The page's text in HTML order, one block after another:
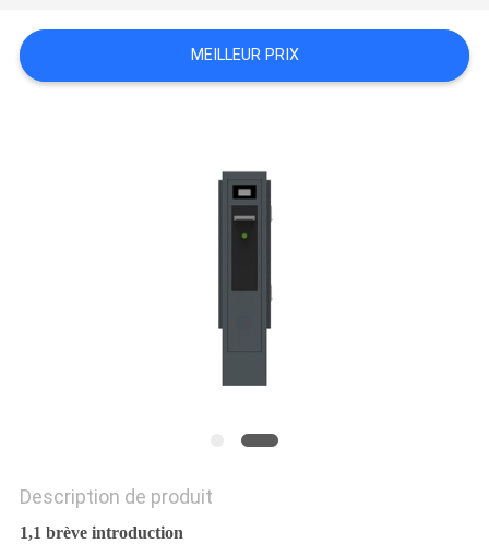
DEMANDEZ
MEILLEUR PRIX
Description de produit
1,1 brève introduction